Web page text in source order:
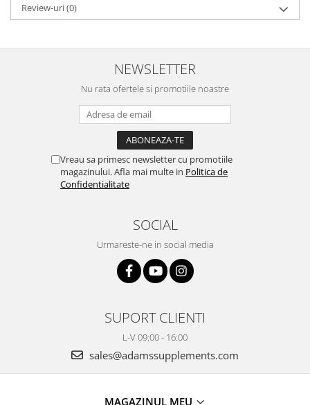
Review-uri(0)
NEWSLETTER
Nu rata ofertele si promotiile noastre
Vreau sa primesc newsletter cu promotiile
magazinului. Afla mai multe in Politica de
Confidentialitate
SOCIAL
Urmareste-ne in social media
SUPORT CLIENTI
L-V 09:00 - 16:00
sales@adamssupplements.com
MAGAZINUL MEU